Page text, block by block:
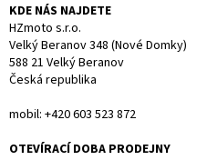
KDE NÁS NAJDETE
HZmoto s.r.o.
Velký Beranov 348 (Nové Domky)
588 21 Velký Beranov
Česká republika
mobil: +420 603 523 872
OTEVÍRACÍ DOBA PRODEJNY